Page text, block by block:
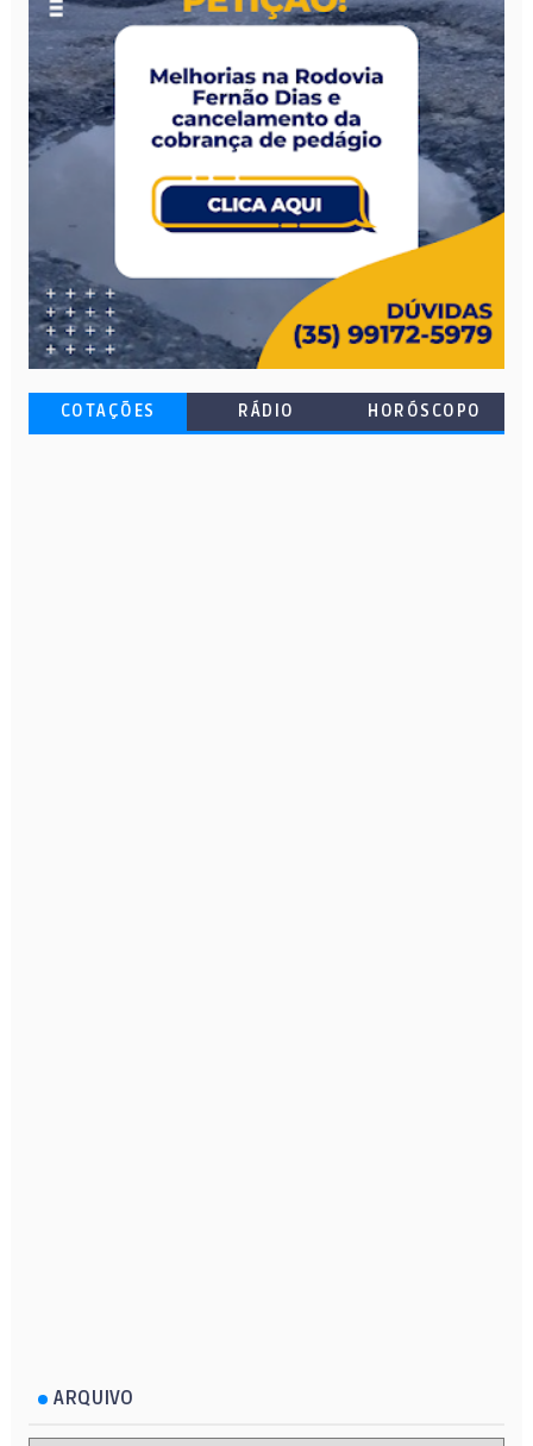
COTAÇÕES RÁDIO HORÓSCOPO
ARQUIVO